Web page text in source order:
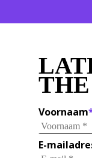
Voornaam
E-